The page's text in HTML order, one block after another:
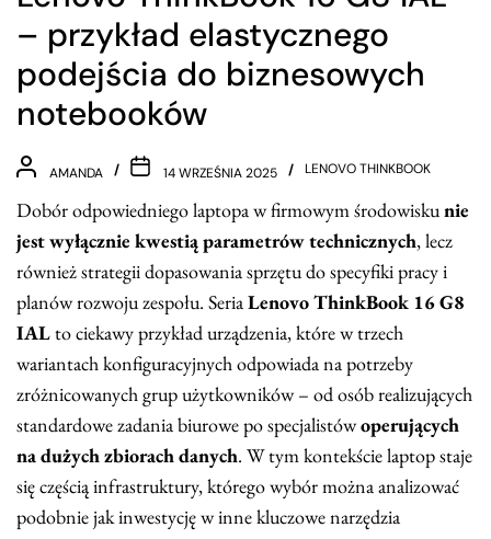
– przykład elastycznego
podejścia do biznesowych
notebooków
AMANDA 14 WRZEŚNIA 2025 LENOVO THINKBOOK
Dobór odpowiedniego laptopa w firmowym środowiskunie
jest wyłącznie kwestią parametrów technicznych, lecz
również strategii dopasowania sprzętu do specyfiki pracy i
planów rozwoju zespołu. SeriaLenovo ThinkBook 16 G8
IALto ciekawy przykład urządzenia, które w trzech
wariantach konfiguracyjnych odpowiada na potrzeby
zróżnicowanych grup użytkowników – od osób realizujących
standardowe zadania biurowe po specjalistówoperujących
na dużych zbiorach danych. W tym kontekście laptop staje
się częścią infrastruktury, którego wybór można analizować
podobnie jak inwestycję w inne kluczowe narzędzia